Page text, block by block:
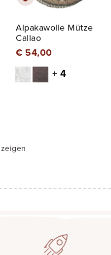
Alpakawolle Mütze
Callao
€ 54,00
+ 4